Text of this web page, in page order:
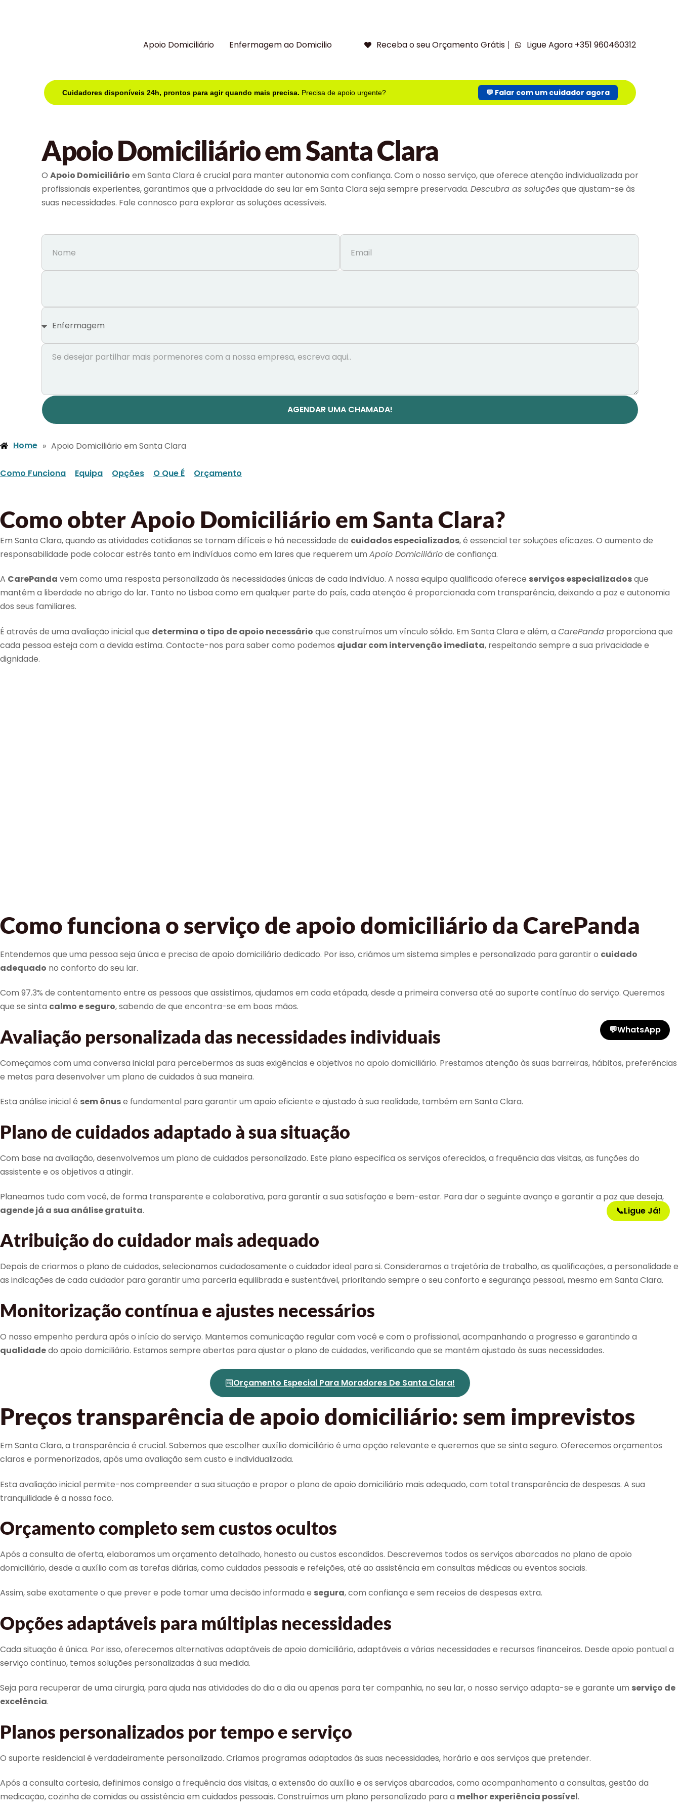
Apoio Domiciliário Enfermagem ao Domicilio Receba o seu Orçamento Grátis Ligue Agora +351 960460312
Cuidadores disponíveis 24h, prontos para agir quando mais precisa. Precisa de apoio urgente? 💬 Falar com um cuidador agora
Apoio Domiciliário em Santa Clara
O Apoio Domiciliário em Santa Clara é crucial para manter autonomia com confiança. Com o nosso serviço, que oferece atenção individualizada por
profissionais experientes, garantimos que a privacidade do seu lar em Santa Clara seja sempre preservada. Descubra as soluçõesque ajustam-se às
suas necessidades. Fale connosco para explorar as soluções acessíveis.
AGENDAR UMA CHAMADA!
Home » Apoio Domiciliário em Santa Clara
Como Funciona Equipa Opções O Que É Orçamento
Como obter Apoio Domiciliário em Santa Clara?
Em Santa Clara, quando as atividades cotidianas se tornam difíceis e há necessidade de cuidados especializados, é essencial ter soluções eficazes. O aumento de
responsabilidade pode colocar estrés tanto em indivíduos como em lares que requerem um Apoio Domiciliáriode confiança.
A CarePanda vem como uma resposta personalizada às necessidades únicas de cada indivíduo. A nossa equipa qualificada oferece serviços especializadosque
mantêm a liberdade no abrigo do lar. Tanto no Lisboa como em qualquer parte do país, cada atenção é proporcionada com transparência, deixando a paz e autonomia
dos seus familiares.
É através de uma avaliação inicial que determina o tipo de apoio necessário que construímos um vínculo sólido. Em Santa Clara e além, a CarePanda proporciona que
cada pessoa esteja com a devida estima. Contacte-nos para saber como podemos ajudar com intervenção imediata, respeitando sempre a sua privacidade e
dignidade.
Como funciona o serviço de apoio domiciliário da CarePanda
Entendemos que uma pessoa seja única e precisa de apoio domiciliário dedicado. Por isso, criámos um sistema simples e personalizado para garantir o cuidado
adequado no conforto do seu lar.
Com 97.3% de contentamento entre as pessoas que assistimos, ajudamos em cada etápada, desde a primeira conversa até ao suporte contínuo do serviço. Queremos
que se sinta calmo e seguro, sabendo de que encontra-se em boas mãos.
Avaliação personalizada das necessidades individuais
Começamos com uma conversa inicial para percebermos as suas exigências e objetivos no apoio domiciliário. Prestamos atenção às suas barreiras, hábitos, preferências
e metas para desenvolver um plano de cuidados à sua maneira.
Esta análise inicial é sem ônuse fundamental para garantir um apoio eficiente e ajustado à sua realidade, também em Santa Clara.
Plano de cuidados adaptado à sua situação
Com base na avaliação, desenvolvemos um plano de cuidados personalizado. Este plano especifica os serviços oferecidos, a frequência das visitas, as funções do
assistente e os objetivos a atingir.
Planeamos tudo com você, de forma transparente e colaborativa, para garantir a sua satisfação e bem-estar. Para dar o seguinte avanço e garantir a paz que deseja,
agende já a sua análise gratuita.
Atribuição do cuidador mais adequado
Depois de criarmos o plano de cuidados, selecionamos cuidadosamente o cuidador ideal para si. Consideramos a trajetória de trabalho, as qualificações, a personalidade e
as indicações de cada cuidador para garantir uma parceria equilibrada e sustentável, prioritando sempre o seu conforto e segurança pessoal, mesmo em Santa Clara.
Monitorização contínua e ajustes necessários
O nosso empenho perdura após o início do serviço. Mantemos comunicação regular com você e com o profissional, acompanhando a progresso e garantindo a
qualidadedo apoio domiciliário. Estamos sempre abertos para ajustar o plano de cuidados, verificando que se mantém ajustado às suas necessidades.
Orçamento Especial Para Moradores De Santa Clara!
Preços transparência de apoio domiciliário: sem imprevistos
Em Santa Clara, a transparência é crucial. Sabemos que escolher auxílio domiciliário é uma opção relevante e queremos que se sinta seguro. Oferecemos orçamentos
claros e pormenorizados, após uma avaliação sem custo e individualizada.
Esta avaliação inicial permite-nos compreender a sua situação e propor o plano de apoio domiciliário mais adequado, com total transparência de despesas. A sua
tranquilidade é a nossa foco.
Orçamento completo sem custos ocultos
Após a consulta de oferta, elaboramos um orçamento detalhado, honesto ou custos escondidos. Descrevemos todos os serviços abarcados no plano de apoio
domiciliário, desde a auxílio com as tarefas diárias, como cuidados pessoais e refeições, até ao assistência em consultas médicas ou eventos sociais.
Assim, sabe exatamente o que prever e pode tomar uma decisão informada e segura, com confiança e sem receios de despesas extra.
Opções adaptáveis para múltiplas necessidades
Cada situação é única. Por isso, oferecemos alternativas adaptáveis de apoio domiciliário, adaptáveis a várias necessidades e recursos financeiros. Desde apoio pontual a
serviço contínuo, temos soluções personalizadas à sua medida.
Seja para recuperar de uma cirurgia, para ajuda nas atividades do dia a dia ou apenas para ter companhia, no seu lar, o nosso serviço adapta-se e garante um serviço de
excelência.
Planos personalizados por tempo e serviço
O suporte residencial é verdadeiramente personalizado. Criamos programas adaptados às suas necessidades, horário e aos serviços que pretender.
Após a consulta cortesia, definimos consigo a frequência das visitas, a extensão do auxílio e os serviços abarcados, como acompanhamento a consultas, gestão da
medicação, cozinha de comidas ou assistência em cuidados pessoais. Construímos um plano personalizado para a melhor experiência possível.
💬WhatsApp
📞Ligue Já!